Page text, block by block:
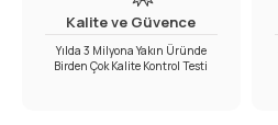
Kalite ve Güvence
Yılda 3 Milyona Yakın Üründe
Birden Çok Kalite Kontrol Testi